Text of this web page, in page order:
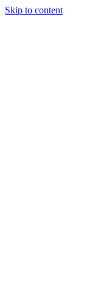
Skip to content